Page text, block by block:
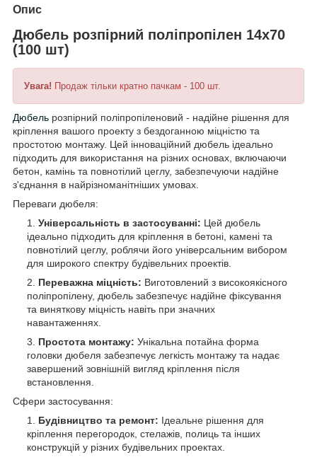
Опис
Дюбель розпірний поліпропілен 14х70
(100 шт)
Увага! Продаж тільки кратно пачкам - 100 шт.
Дюбель розпірний поліпропіленовий - надійне рішення для
кріплення вашого проекту з бездоганною міцністю та
простотою монтажу. Цей інноваційний дюбель ідеально
підходить для використання на різних основах, включаючи
бетон, камінь та повнотілий цеглу, забезпечуючи надійне
з'єднання в найрізноманітніших умовах.
Переваги дюбеля:
Універсальність в застосуванні: Цей дюбель
ідеально підходить для кріплення в бетоні, камені та
повнотілий цеглу, роблячи його універсальним вибором
для широкого спектру будівельних проектів.
Переважна міцність: Виготовлений з високоякісного
поліпропілену, дюбель забезпечує надійне фіксування
та виняткову міцність навіть при значних
навантаженнях.
Простота монтажу: Унікальна потайна форма
головки дюбеля забезпечує легкість монтажу та надає
завершений зовнішній вигляд кріплення після
встановлення.
Сфери застосування:
Будівництво та ремонт: Ідеальне рішення для
кріплення перегородок, стелажів, полиць та інших
конструкцій у різних будівельних проектах.